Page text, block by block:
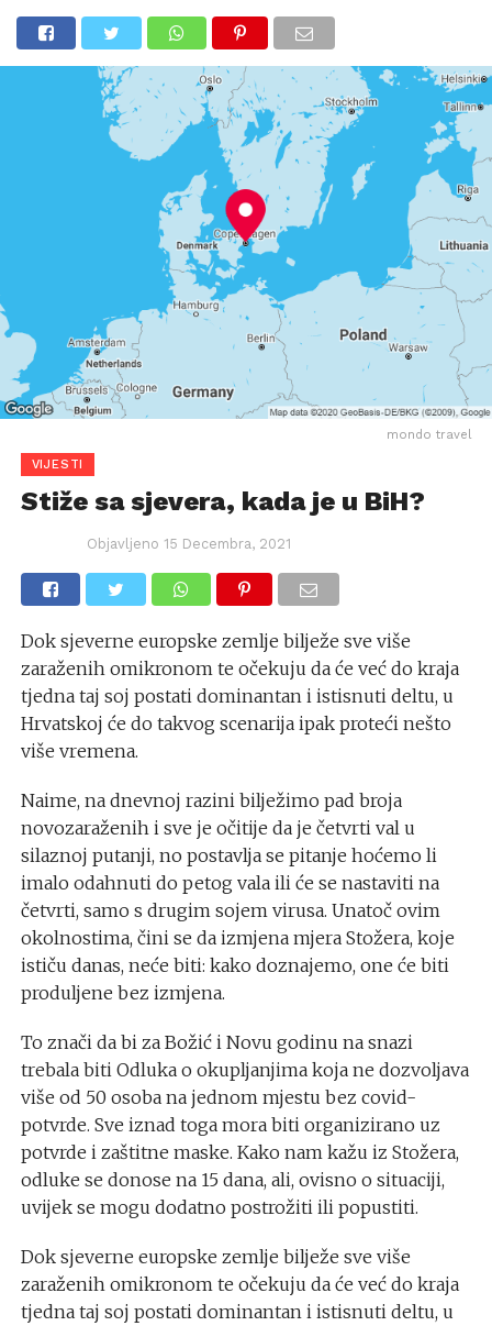
mondo travel
VIJESTI
Stiže sa sjevera, kada je u BiH?
Objavljeno 15 Decembra, 2021
Dok sjeverne europske zemlje bilježe sve više
zaraženih omikronom te očekuju da će već do kraja
tjedna taj soj postati dominantan i istisnuti deltu, u
Hrvatskoj će do takvog scenarija ipak proteći nešto
više vremena.
Naime, na dnevnoj razini bilježimo pad broja
novozaraženih i sve je očitije da je četvrti val u
silaznoj putanji, no postavlja se pitanje hoćemo li
imalo odahnuti do petog vala ili će se nastaviti na
četvrti, samo s drugim sojem virusa. Unatoč ovim
okolnostima, čini se da izmjena mjera Stožera, koje
ističu danas, neće biti: kako doznajemo, one će biti
produljene bez izmjena.
To znači da bi za Božić i Novu godinu na snazi
trebala biti Odluka o okupljanjima koja ne dozvoljava
više od 50 osoba na jednom mjestu bez covid-
potvrde. Sve iznad toga mora biti organizirano uz
potvrde i zaštitne maske. Kako nam kažu iz Stožera,
odluke se donose na 15 dana, ali, ovisno o situaciji,
uvijek se mogu dodatno postrožiti ili popustiti.
Dok sjeverne europske zemlje bilježe sve više
zaraženih omikronom te očekuju da će već do kraja
tjedna taj soj postati dominantan i istisnuti deltu, u